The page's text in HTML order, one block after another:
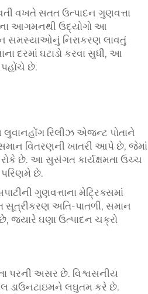
વખતે સતત ઉત્પાદન ગુણવત્તા
આગમનથી ઉદ્યોગો આ
સમસ્યાઓનું નિરાકરણ લાવતું
દરમાં ઘટાડો કરવા સુધી, આ
પહોંચે છે.
લુવાનહોંગ રિલીઝ એજન્ટ પોતાને
વિતરણની ખાતરી આપે છે, જેમાં
છે. આ સુસંગત કાર્યક્ષમતા ઉચ્ચ
છે.
ગુણવત્તાના મેટ્રિક્સમાં
સૂત્રીકરણ અતિ-પાતળી, સમાન
જ્યારે ઘણા ઉત્પાદન ચક્રો
પરની અસર છે. વિશ્વસનીય
ડાઉનટાઇમને લઘુતમ કરે છે.